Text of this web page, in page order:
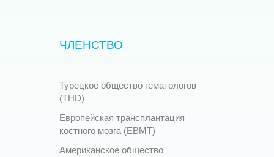
ЧЛЕНСТВО
Турецкое общество гематологов
(THD)
Европейская трансплантация
костного мозга (EBMT)
Американское общество